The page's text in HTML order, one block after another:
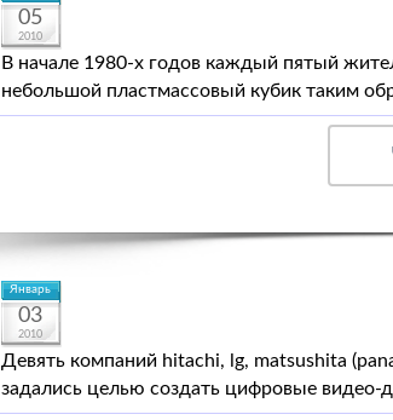
05
2010
В начале 1980-х годов каждый пятый
небольшой пластмассовый кубик таким
Январь
03
2010
Девять компаний hitachi, lg, matsushita
задались целью создать цифровые видео-